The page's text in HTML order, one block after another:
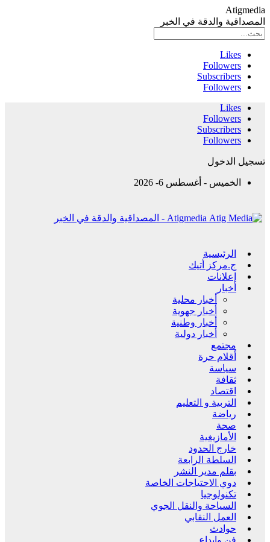
Atigmedia
المصداقية والدقة في الخبر
Likes
Followers
Subscribers
Followers
Likes
Followers
Subscribers
Followers
تسجيل الدخول
الخميس - أغسطس 6- 2026
Atigmedia - المصداقية والدقة في الخبر
الرئيسية
ج.مركز أتيك
إعلانات
أخبار
أخبار محلية
أخبار جهوية
أخبار وطنية
أخبار دولية
مجتمع
أقلام حرة
سياسة
ثقافة
اقتصاد
التربية و التعليم
رياضة
صحة
الأمازيغية
خارج الحدود
السلطة الرابعة
بقلم مدير النشر
دوي الاحتياجات الخاصة
تكنولوجيا
السياحة والنقل الجوي
العمل النقابي
حوادث
فن وإبداع